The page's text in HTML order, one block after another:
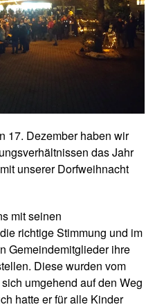
17. Dezember haben wir
das Jahr
unserer Dorfweihnacht
mit seinen
richtige Stimmung und im
Gemeindemitglieder ihre
Diese wurden vom
umgehend auf den Weg
hatte er für alle Kinder